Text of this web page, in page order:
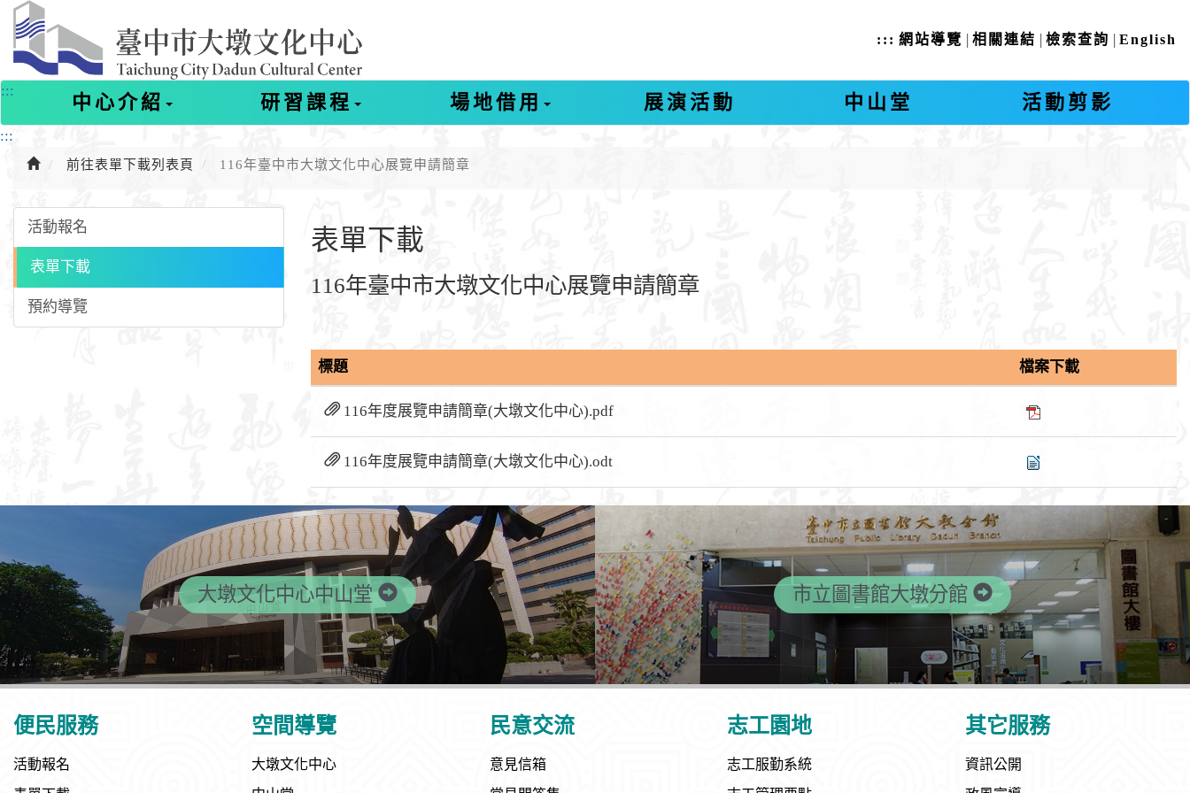
進
入
主
要
::: 網站導覽 |相關連結 |檢索查詢 |English
:::
中心介紹 研習課程 場地借用 展演活動 中山堂 活動剪影
:::
前往表單下載列表頁 116年臺中市大墩文化中心展覽申請簡章
活動報名
表單下載
預約導覽
表單下載
116年臺中市大墩文化中心展覽申請簡章
標題 檔案下載
116年度展覽申請簡章(大墩文化中心).pdf
116年度展覽申請簡章(大墩文化中心).odt
大墩文化中心中山堂 市立圖書館大墩分館
便民服務
活動報名
空間導覽
大墩文化中心
民意交流
意見信箱
志工園地
志工服勤系統
其它服務
資訊公開